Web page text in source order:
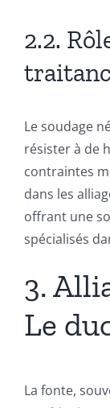
2.2.
Le soudage
résister à de
contraintes
dans les
offrant une
spécialisés
3.
Le
La fonte,